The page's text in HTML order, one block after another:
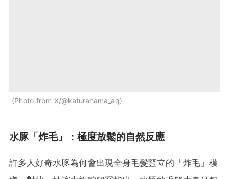
Photo from X/@katurahama_aq
水豚「炸毛」：極度放鬆的自然反應
許多人好奇水豚為何會出現全身毛髮豎立的「炸毛」模